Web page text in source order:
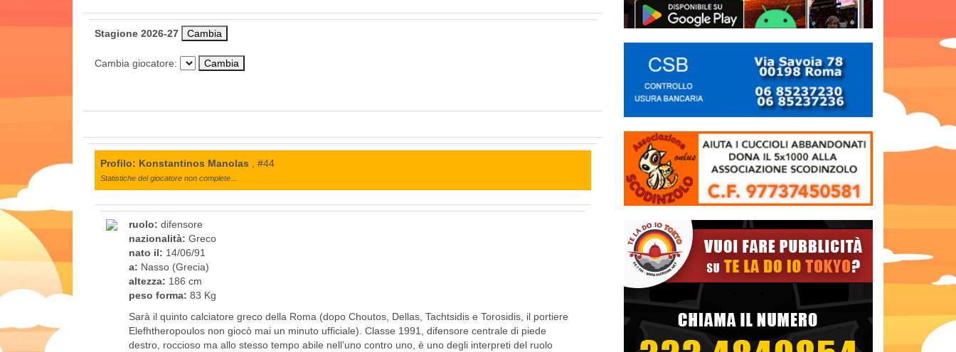
Stagione 2026-27
Cambia giocatore:
Profilo: Konstantinos Manolas , #44
Statistiche del giocatore non complete...
ruolo: difensore
nazionalità: Greco
nato il: 14/06/91
a: Nasso (Grecia)
altezza: 186 cm
peso forma: 83 Kg
Sarà il quinto calciatore greco della Roma (dopo Choutos, Dellas, Tachtsidis e Torosidis, il portiere
Elefhtheropoulos non giocò mai un minuto ufficiale). Classe 1991, difensore centrale di piede
destro, roccioso ma allo stesso tempo abile nell’uno contro uno, è uno degli interpreti del ruolo